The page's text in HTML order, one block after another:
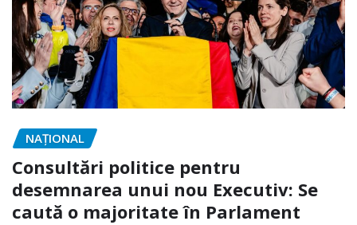
NAŢIONAL
Consultări politice pentru
desemnarea unui nou Executiv: Se
caută o majoritate în Parlament